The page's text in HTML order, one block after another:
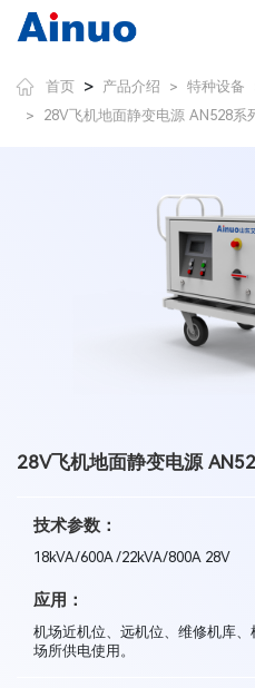
首页 > 产品介绍 > 特种设备
>
28V飞机地面静变电源 AN528系
28V飞机地面静变电源
技术参数：
18kVA/600A /22kVA/800A 28V
应用：
机场近机位、远机位、维修机库
场所供电使用。